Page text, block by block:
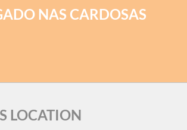
NAS CARDOSAS
LOCATION